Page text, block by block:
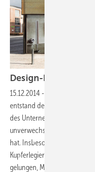
Design-Ikone in
15.12.2014 -
entstand der erste B&O
des Unternehmens, das sich
unverwechselbares
hat. Insbesondere mit dem
Kupferlegierung Tecu-Gold
gelungen, Material- und